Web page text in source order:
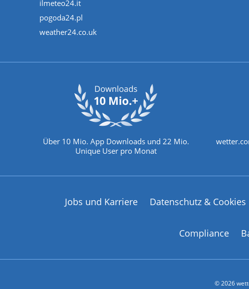
ilmeteo24.it
pogoda24.pl
weather24.co.uk
Über 10 Mio. App Downloads und 22 Mio.
Unique User pro Monat
Jobs und Karriere Datenschutz & Cookies
Compliance
© 2026